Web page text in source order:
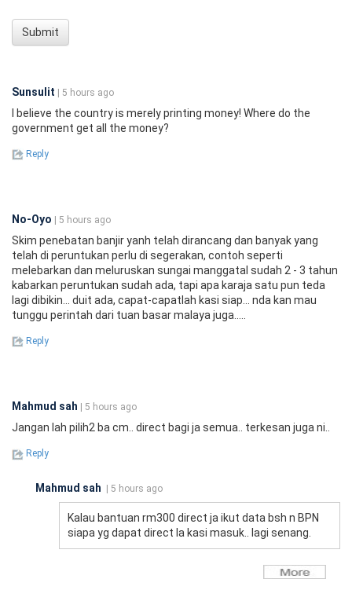
Submit
Sunsulit | 5 hours ago
I believe the country is merely printing money! Where do the
government get all the money?
Reply
No-Oyo | 5 hours ago
Skim penebatan banjir yanh telah dirancang dan banyak yang
telah di peruntukan perlu di segerakan, contoh seperti
melebarkan dan meluruskan sungai manggatal sudah 2 - 3 tahun
kabarkan peruntukan sudah ada, tapi apa karaja satu pun teda
lagi dibikin... duit ada, capat-capatlah kasi siap... nda kan mau
tunggu perintah dari tuan basar malaya juga.....
Reply
Mahmud sah | 5 hours ago
Jangan lah pilih2 ba cm.. direct bagi ja semua.. terkesan juga ni..
Reply
Mahmud sah | 5 hours ago
Kalau bantuan rm300 direct ja ikut data bsh n BPN
siapa yg dapat direct la kasi masuk.. lagi senang.